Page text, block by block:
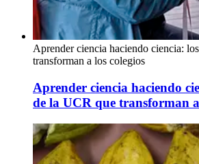
Aprender ciencia haciendo ciencia:
transforman a los colegios
Aprender ciencia haciendo
de la UCR que transforman